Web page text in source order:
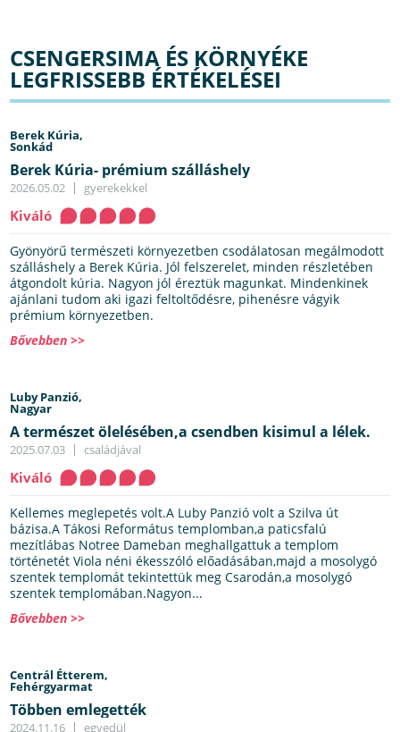
CSENGERSIMA ÉS KÖRNYÉKE
LEGFRISSEBB ÉRTÉKELÉSEI
Berek Kúria,
Sonkád
Berek Kúria- prémium szálláshely
2026.05.02 gyerekekkel
Kiváló
Gyönyörű természeti környezetben csodálatosan megálmodott
szálláshely a Berek Kúria. Jól felszerelet, minden részletében
átgondolt kúria. Nagyon jól éreztük magunkat. Mindenkinek
ajánlani tudom aki igazi feltoltődésre, pihenésre vágyik
prémium környezetben.
Bővebben >>
Luby Panzió,
Nagyar
A természet ölelésében,a csendben kisimul a lélek.
2025.07.03 családjával
Kiváló
Kellemes meglepetés volt.A Luby Panzió volt a Szilva út
bázisa.A Tákosi Református templomban,a paticsfalú
mezítlábas Notree Dameban meghallgattuk a templom
történetét Viola néni ékesszóló előadásában,majd a mosolygó
szentek templomát tekintettük meg Csarodán,a mosolygó
szentek templomában.Nagyon...
Bővebben >>
Centrál Étterem,
Fehérgyarmat
Többen emlegették
2024.11.16 egyedül